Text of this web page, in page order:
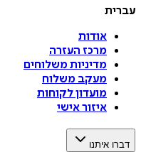
עברית
אודות
מרכז העזרה
מדיניות משלוחים
מעקב משלוח
מועדון לקוחות
איזור אישי
דברו איתנו